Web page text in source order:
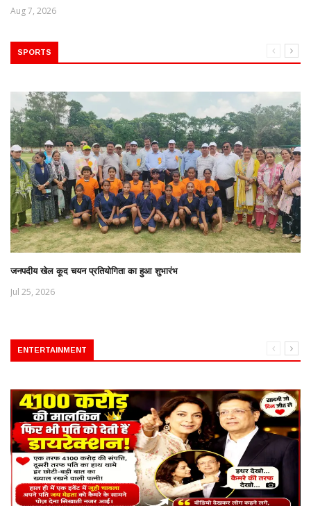
Aug 7, 2026
SPORTS
जनपदीय खेल कूद चयन प्रतियोगिता का हुआ शुभारंभ
Jul 25, 2026
ENTERTAINMENT